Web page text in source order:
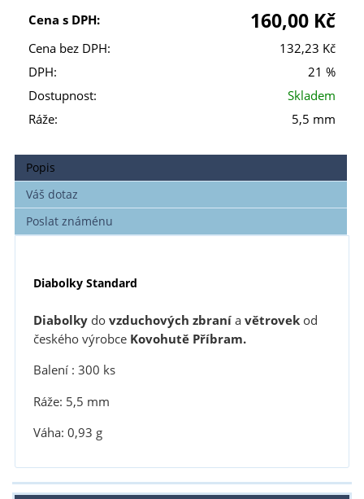
Cena s DPH:
160,00 Kč
Cena bez DPH:
132,23 Kč
DPH:
21 %
Dostupnost:
Skladem
Ráže:
5,5 mm
Popis
Váš dotaz
Poslat známénu
Diabolky Standard
Diabolky dovzduchových zbraníavětrovekod
českého výrobce Kovohutě Příbram.
Balení : 300 ks
Ráže: 5,5 mm
Váha: 0,93 g